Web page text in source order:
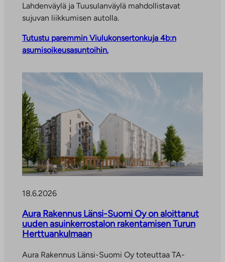
Lahdenväylä ja Tuusulanväylä mahdollistavat
sujuvan liikkumisen autolla.
Tutustu paremmin Viulukonsertonkuja 4b:n
asumisoikeusasuntoihin.
18.6.2026
Aura Rakennus Länsi-Suomi Oy on aloittanut
uuden asuinkerrostalon rakentamisen Turun
Herttuankulmaan
Aura Rakennus Länsi-Suomi Oy toteuttaa TA-